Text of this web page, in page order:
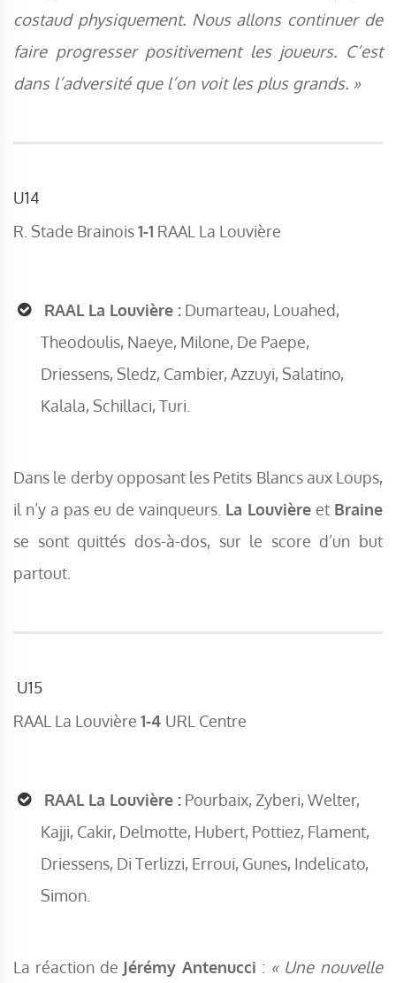
costaud physiquement. Nous allons continuer de
faire progresser positivement les joueurs. C’est
dans l’adversité que l’on voit les plus grands. »
U14
R. Stade Brainois1-1 RAAL La Louvière
RAAL La Louvière : Dumarteau, Louahed,
Theodoulis, Naeye, Milone, De Paepe,
Driessens, Sledz, Cambier, Azzuyi, Salatino,
Kalala, Schillaci, Turi.
Dans le derby opposant les Petits Blancs aux Loups,
il n’y a pas eu de vainqueurs. La Louvière et Braine
se sont quittés dos-à-dos, sur le score d’un but
partout.
U15
RAAL La Louvière 1-4 URL Centre
RAAL La Louvière : Pourbaix, Zyberi, Welter,
Kajji, Cakir, Delmotte, Hubert, Pottiez, Flament,
Driessens, Di Terlizzi, Erroui, Gunes, Indelicato,
Simon.
La réaction de Jérémy Antenucci : « Une nouvelle